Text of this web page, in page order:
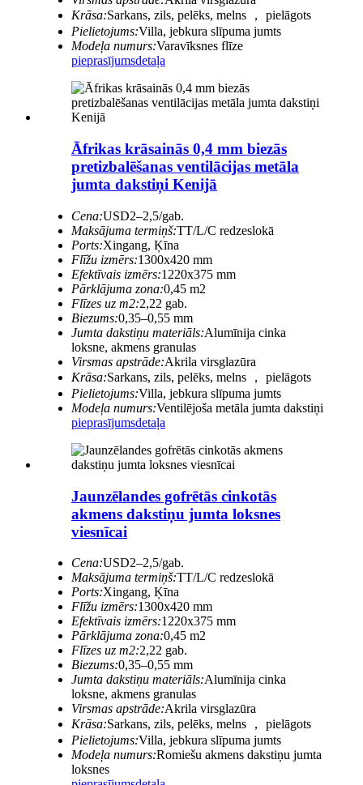
Krāsa:Sarkans, zils, pelēks, melns ， pielāgots
Pielietojums:Villa, jebkura slīpuma jumts
Modeļa numurs:Varavīksnes flīze
pieprasījumsdetaļa
Āfrikas krāsainās 0,4 mm biezās
pretizbalēšanas ventilācijas metāla
jumta dakstiņi Kenijā
Cena:USD2–2,5/gab.
Maksājuma termiņš:TT/L/C redzeslokā
Ports:Xingang, Ķīna
Flīžu izmērs:1300x420 mm
Efektīvais izmērs:1220x375 mm
Pārklājuma zona:0,45 m2
Flīzes uz m2:2,22 gab.
Biezums:0,35–0,55 mm
Jumta dakstiņu materiāls:Alumīnija cinka
loksne, akmens granulas
Virsmas apstrāde:Akrila virsglazūra
Krāsa:Sarkans, zils, pelēks, melns ， pielāgots
Pielietojums:Villa, jebkura slīpuma jumts
Modeļa numurs:Ventilējoša metāla jumta dakstiņi
pieprasījumsdetaļa
Jaunzēlandes gofrētās cinkotās
akmens dakstiņu jumta loksnes
viesnīcai
Cena:USD2–2,5/gab.
Maksājuma termiņš:TT/L/C redzeslokā
Ports:Xingang, Ķīna
Flīžu izmērs:1300x420 mm
Efektīvais izmērs:1220x375 mm
Pārklājuma zona:0,45 m2
Flīzes uz m2:2,22 gab.
Biezums:0,35–0,55 mm
Jumta dakstiņu materiāls:Alumīnija cinka
loksne, akmens granulas
Virsmas apstrāde:Akrila virsglazūra
Krāsa:Sarkans, zils, pelēks, melns ， pielāgots
Pielietojums:Villa, jebkura slīpuma jumts
Modeļa numurs:Romiešu akmens dakstiņu jumta
loksnes